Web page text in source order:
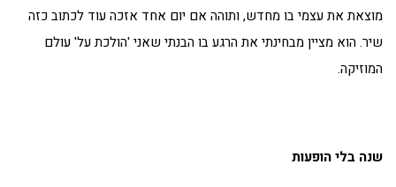
מוצאת את עצמי בו מחדש, ותוהה אם יום אחד אזכה עוד לכתוב כזה
שיר. הוא מציין מבחינתי את הרגע בו הבנתי שאני 'הולכת על' עולם
המוזיקה.
שנה בלי הופעות